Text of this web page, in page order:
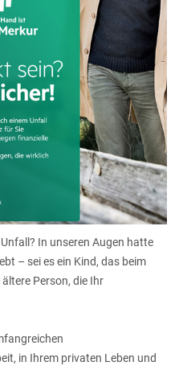
In unseren Augen hatte
– sei es ein Kind, das beim
Person, die Ihr
in Ihrem privaten Leben und